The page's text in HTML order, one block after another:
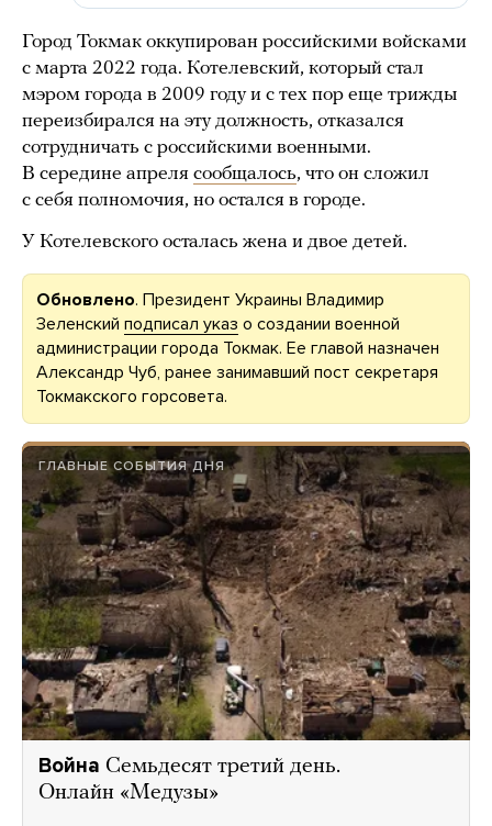
Город Токмак оккупирован российскими войсками
с марта 2022 года. Котелевский, который стал
мэром города в 2009 году и с тех пор еще трижды
переизбирался на эту должность, отказался
сотрудничать с российскими военными.
В середине апреля сообщалось, что он сложил
с себя полномочия, но остался в городе.
У Котелевского осталась жена и двое детей.
Обновлено. Президент Украины Владимир
Зеленский подписал указ о создании военной
администрации города Токмак. Ее главой назначен
Александр Чуб, ранее занимавший пост секретаря
Токмакского горсовета.
ГЛАВНЫЕ СОБЫТИЯ ДНЯ
Война Семьдесят третий день.
Онлайн «Медузы»